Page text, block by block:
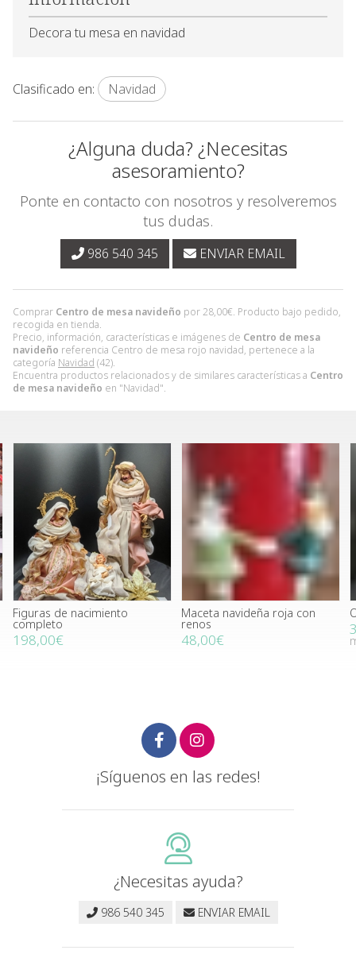
Comprar Centro de mesa navideño por28,00€. Producto bajo pedido,
recogida en tienda.
Precio, información, características e imágenes de Centro de mesa
navideño referencia Centro de mesa rojo navidad, pertenece a la
categoría Navidad (42).
Encuentra productos relacionados y de similares características a Centro
de mesa navideño en "Navidad".
Decora tu mesa en navidad
Clasificado en: Navidad
¿Alguna duda? ¿Necesitas
asesoramiento?
Ponte en contacto con nosotros y resolveremos
tus dudas.
986 540 345 ENVIAR EMAIL
Figuras de nacimiento
completo
198,00€
Maceta navideña roja con
renos
48,00€
¡Síguenos en las redes!
¿Necesitas ayuda?
986 540 345 ENVIAR EMAIL